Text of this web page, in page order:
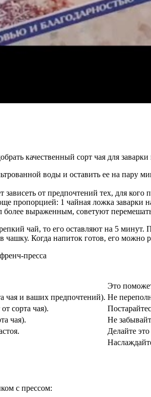
качественный сорт чая для
воды и оставить ее на пару
от предпочтений тех, для
пропорцией: 1 чайная ложка заварки
более выраженным, советуют
чай, то его оставляют на 5 минут.
Когда напиток готов, его можно
Это
чая и ваших предпочтений). Не
сорта чая).
чая).
Не
Делайте
с прессом: